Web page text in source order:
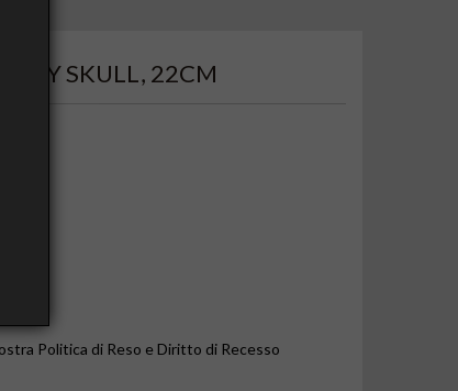
SKULL, 22CM
Politica di Reso e Diritto di Recesso